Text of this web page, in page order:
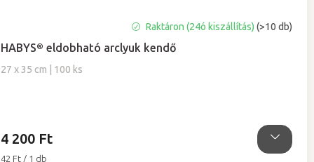
HABYS® eldobható arclyuk kendő
27 x 35 cm | 100 ks
átlagos
értékelése
Raktáron (24ó kiszállítás)(>10 db)
4 200 Ft
Egységár:
42 Ft / 1 db